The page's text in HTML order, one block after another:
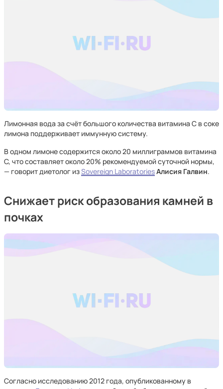
Лимонная вода за счёт большого количества витамина С в соке
лимона поддерживает иммунную систему.
В одном лимоне содержится около 20 миллиграммов витамина
С, что составляет около 20% рекомендуемой суточной нормы,
— говорит диетолог изSovereign LaboratoriesАлисия Галвин.
Снижает риск образования камней в
почках
Согласно исследованию 2012 года, опубликованному в